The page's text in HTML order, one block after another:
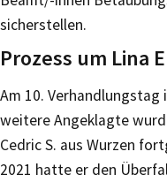
sicherstellen.
Prozess um Lina
Am 10. Verhandlungstag
weitere Angeklagte
Cedric S. aus Wurzen
2021 hatte er den